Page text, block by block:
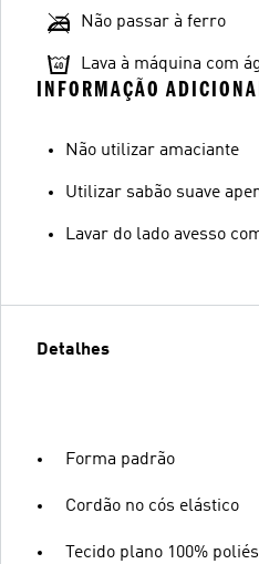
Não passar à ferro
Lava à máquina com
INFORMAÇÃO
Não utilizar amaciante
Utilizar sabão suave
Lavar do lado avesso
Detalhes
Forma padrão
Cordão no cós elástico
Tecido plano 100%